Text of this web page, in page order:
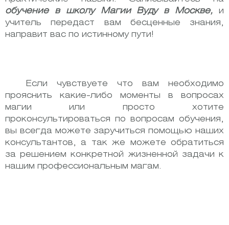
обучение в школу Магии Вуду в Москве, и
учитель передаст вам бесценные знания,
направит вас по истинному пути!
Если чувствуете что вам необходимо
прояснить какие-либо моменты в вопросах
магии или просто хотите
проконсультироваться по вопросам обучения,
вы всегда можете заручиться помощью наших
консультантов, а так же можете обратиться
за решением конкретной жизненной задачи к
нашим профессиональным магам.